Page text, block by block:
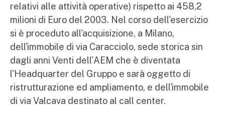
relativi alle attività operative) rispetto ai 458,2
milioni di Euro del 2003. Nel corso dell'esercizio
si è proceduto all'acquisizione, a Milano,
dell'immobile di via Caracciolo, sede storica sin
dagli anni Venti dell'AEM che è diventata
l'Headquarter del Gruppo e sarà oggetto di
ristrutturazione ed ampliamento, e dell'immobile
di via Valcava destinato al call center.